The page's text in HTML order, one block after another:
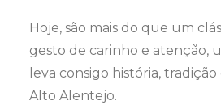
Hoje, são mais do que um
gesto de carinho e atenção,
leva consigo história,
Alto Alentejo.